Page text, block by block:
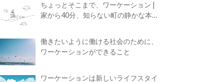
ちょっとそこまで、ワーケーション |
家から40分、知らない町の静かな本屋
働きたいように働ける社会のために、
ワーケーションができること
ワーケーションは新しいライフスタイ